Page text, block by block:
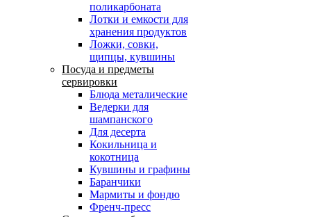
поликарбоната
Лотки и емкости для
хранения продуктов
Ложки, совки,
щипцы, кувшины
Посуда и предметы
сервировки
Блюда металические
Ведерки для
шампанского
Для десерта
Кокильница и
кокотница
Кувшины и графины
Баранчики
Мармиты и фондю
Френч-пресс